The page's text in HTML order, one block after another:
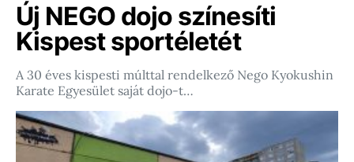
Új NEGO dojo színesíti
Kispest sportéletét
A 30 éves kispesti múlttal rendelkező Nego Kyokushin
Karate Egyesület saját dojo-t…